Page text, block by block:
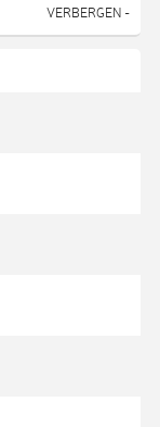
VERBERGEN -